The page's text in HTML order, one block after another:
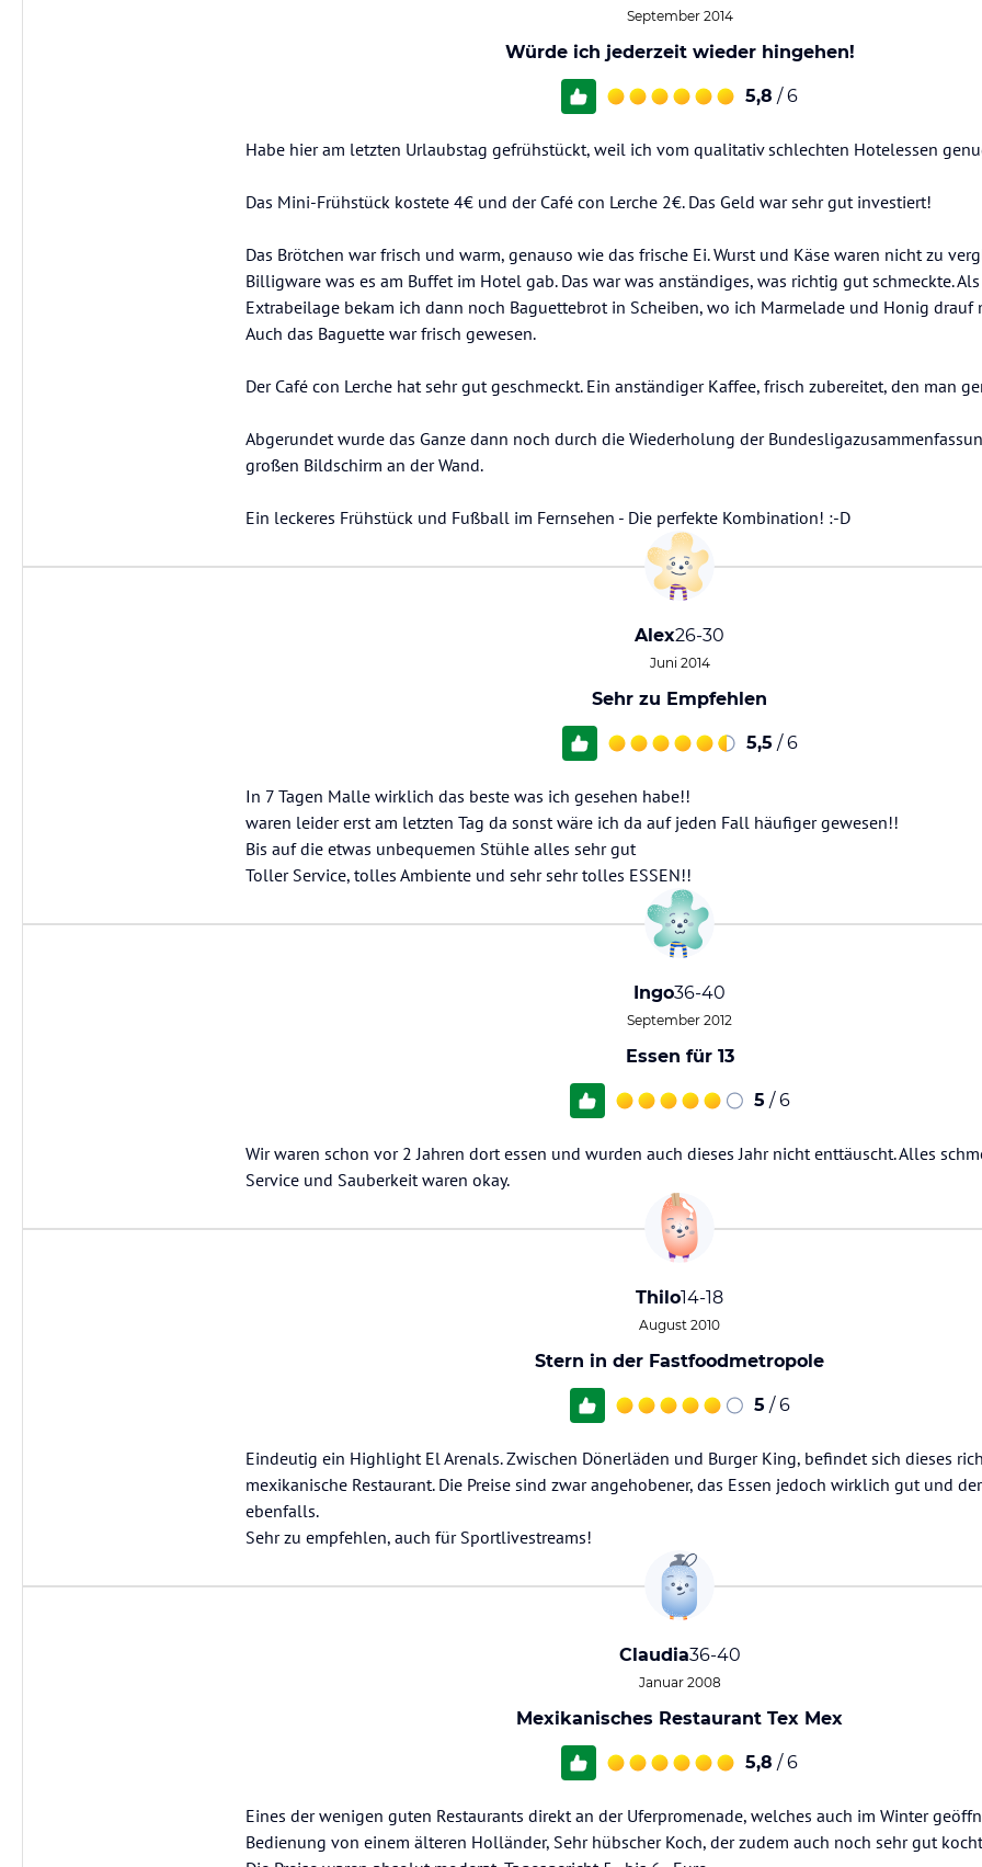
September 2014
Würde ich jederzeit wieder hingehen!
5,8 / 6
Habe hier am letzten Urlaubstag gefrühstückt, weil ich vom qualitativ schlechten Hotelessen
Das Mini-Frühstück kostete 4€ und der Café con Lerche 2€. Das Geld war sehr gut investiert!
Das Brötchen war frisch und warm, genauso wie das frische Ei. Wurst und Käse waren nicht zu
Billigware was es am Buffet im Hotel gab. Das war was anständiges, was richtig gut schmeckte.
Extrabeilage bekam ich dann noch Baguettebrot in Scheiben, wo ich Marmelade und Honig drauf
Auch das Baguette war frisch gewesen.
Der Café con Lerche hat sehr gut geschmeckt. Ein anständiger Kaffee, frisch zubereitet, den man
Abgerundet wurde das Ganze dann noch durch die Wiederholung der
großen Bildschirm an der Wand.
Ein leckeres Frühstück und Fußball im Fernsehen - Die perfekte Kombination! :-D
Alex26-30
Juni 2014
Sehr zu Empfehlen
5,5 / 6
In 7 Tagen Malle wirklich das beste was ich gesehen habe!!
waren leider erst am letzten Tag da sonst wäre ich da auf jeden Fall häufiger gewesen!!
Bis auf die etwas unbequemen Stühle alles sehr gut
Toller Service, tolles Ambiente und sehr sehr tolles ESSEN!!
Ingo36-40
September 2012
Essen für 13
5 / 6
Wir waren schon vor 2 Jahren dort essen und wurden auch dieses Jahr nicht enttäuscht. Alles
Service und Sauberkeit waren okay.
Thilo14-18
August 2010
Stern in der Fastfoodmetropole
5 / 6
Eindeutig ein Highlight El Arenals. Zwischen Dönerläden und Burger King, befindet sich dieses
mexikanische Restaurant. Die Preise sind zwar angehobener, das Essen jedoch wirklich gut und
ebenfalls.
Sehr zu empfehlen, auch für Sportlivestreams!
Claudia36-40
Januar 2008
Mexikanisches Restaurant Tex Mex
5,8 / 6
Eines der wenigen guten Restaurants direkt an der Uferpromenade, welches auch im Winter
Bedienung von einem älteren Holländer, Sehr hübscher Koch, der zudem auch noch sehr gut